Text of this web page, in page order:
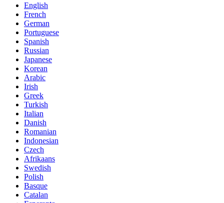
English
French
German
Portuguese
Spanish
Russian
Japanese
Korean
Arabic
Irish
Greek
Turkish
Italian
Danish
Romanian
Indonesian
Czech
Afrikaans
Swedish
Polish
Basque
Catalan